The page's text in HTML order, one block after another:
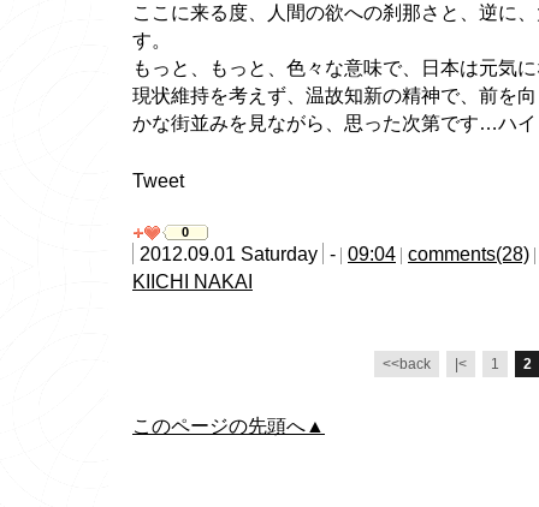
ここに来る度、人間の欲への刹那さと、逆に
す。
もっと、もっと、色々な意味で、日本は元気
現状維持を考えず、温故知新の精神で、前を
かな街並みを見ながら、思った次第です…ハ
Tweet
0
2012.09.01 Saturday - 09:04 comments(28)
KIICHI NAKAI
<<back |< 1 2
このページの先頭へ▲